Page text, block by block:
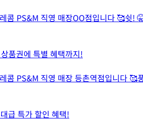
콤 PS&M 직영 매장OO점입니다 🥰쉿!
품권에 특별 혜택까지!
콤 PS&M 직영 매장 등촌역점입니다
급 특가 할인 혜택!